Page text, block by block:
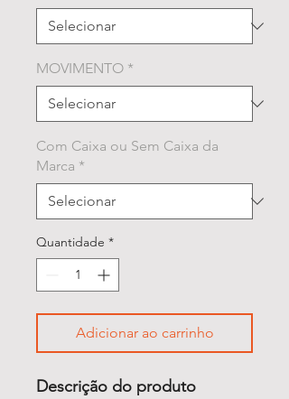
MOVIMENTO *
Com Caixa ou Sem Caixa da
Marca *
Quantidade *
Adicionar ao carrinho
Descrição do produto